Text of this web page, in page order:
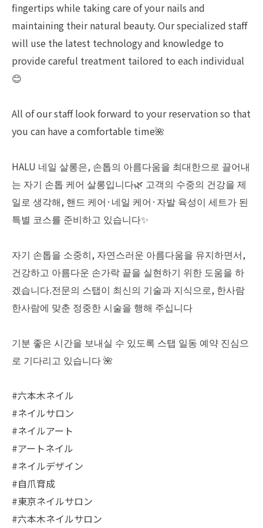
fingertips while taking care of your nails and
maintaining their natural beauty. Our specialized staff
will use the latest technology and knowledge to
provide careful treatment tailored to each individual
😊
All of our staff look forward to your reservation so that
you can have a comfortable time🌺
HALU 네일 살롱은, 손톱의 아름다움을 최대한으로 끌어내
는 자기 손톱 케어 살롱입니다🌿 고객의 수중의 건강을 제
일로 생각해, 핸드 케어·네일 케어·자발 육성이 세트가 된
특별 코스를 준비하고 있습니다✨
자기 손톱을 소중히, 자연스러운 아름다움을 유지하면서,
건강하고 아름다운 손가락 끝을 실현하기 위한 도움을 하
겠습니다.전문의 스탭이 최신의 기술과 지식으로, 한사람
한사람에 맞춘 정중한 시술을 행해 주십니다
기분 좋은 시간을 보내실 수 있도록 스탭 일동 예약 진심으
로 기다리고 있습니다 🌺
#六本木ネイル
#ネイルサロン
#ネイルアート
#アートネイル
#ネイルデザイン
#自爪育成
#東京ネイルサロン
#六本木ネイルサロン